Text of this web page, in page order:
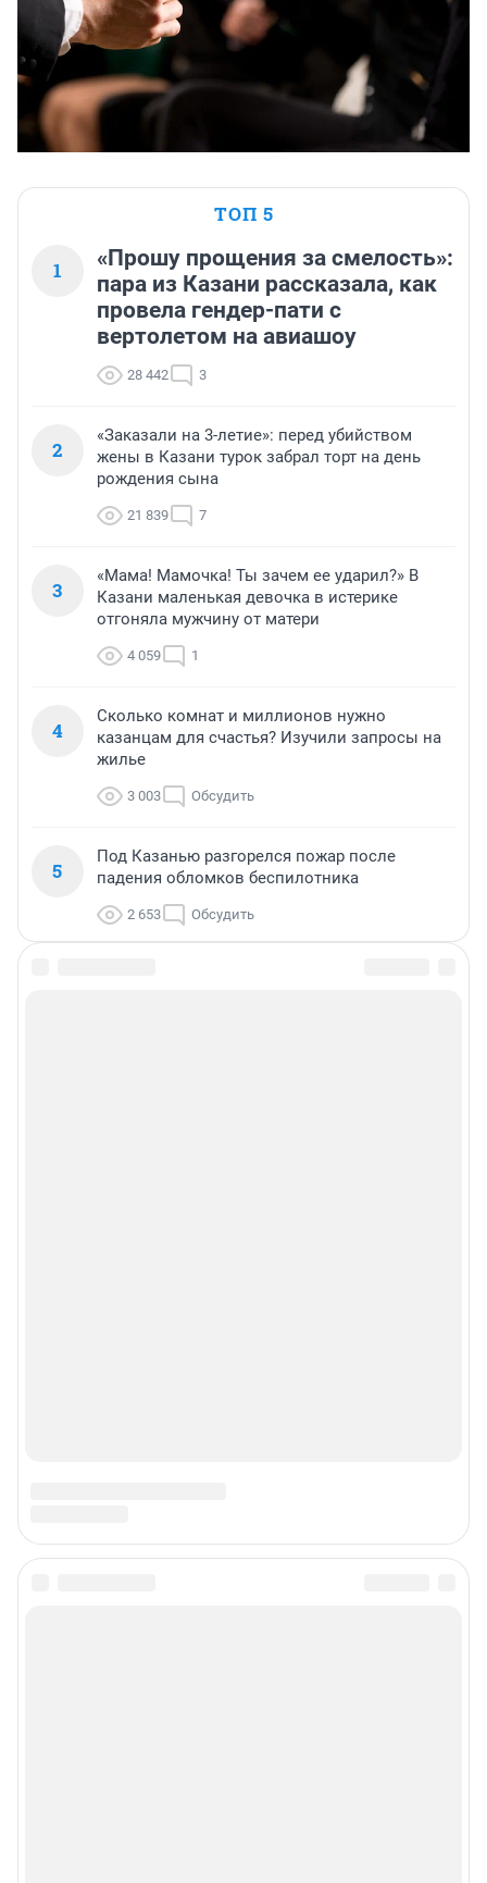
ТОП 5
1
«Прошу прощения за смелость»:
пара из Казани рассказала, как
провела гендер-пати с
вертолетом на авиашоу
28 442 3
2
«Заказали на 3-летие»: перед убийством
жены в Казани турок забрал торт на день
рождения сына
21 839 7
3
«Мама! Мамочка! Ты зачем ее ударил?» В
Казани маленькая девочка в истерике
отгоняла мужчину от матери
4 059 1
4
Сколько комнат и миллионов нужно
казанцам для счастья? Изучили запросы на
жилье
3 003 Обсудить
5
Под Казанью разгорелся пожар после
падения обломков беспилотника
2 653 Обсудить